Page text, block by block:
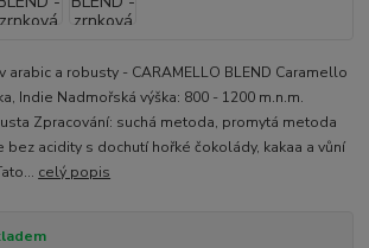
arabic a robusty - CARAMELLO BLEND Caramello
Indie Nadmořská výška: 800 - 1200 m.n.m.
Zpracování: suchá metoda, promytá metoda
bez acidity s dochutí hořké čokolády, kakaa a vůní
celý popis